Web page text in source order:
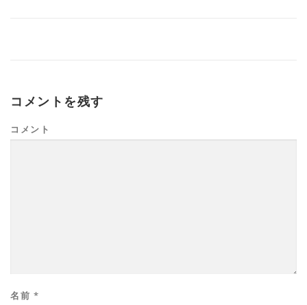
コメントを残す
コメント
名前 *